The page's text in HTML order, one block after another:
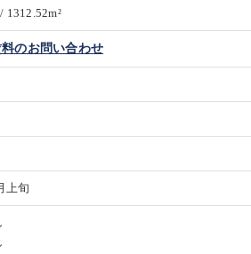
1312.52m²
のお問い合わせ
上旬